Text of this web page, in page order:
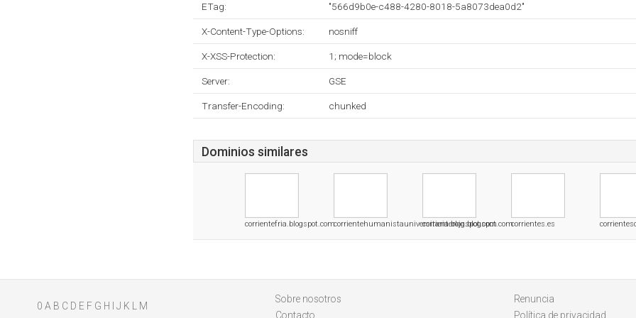
ETag: "566d9b0e-c488-4280-8018-5a8073dea0d2"
X-Content-Type-Options: nosniff
X-XSS-Protection: 1; mode=block
Server: GSE
Transfer-Encoding: chunked
Dominios similares
corrientefria.blogspot.comcorrientehumanistauniversitaria.blogspot.com
corrienteroja.blogspot.comcorrientes.es
0 A B C D E F G H J K
M
Sobre nosotros
Contacto
Renuncia
Política de privacidad